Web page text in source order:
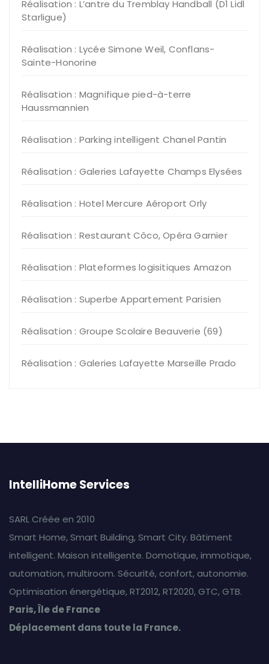
Réalisation : L’antre du Tremblay Handball (D1 Lidl
Starligue)
Réalisation : Lycée Simone Weil, Conflans-
Sainte-Honorine
Réalisation : Magnifique pied-à-terre
Haussmannien
Réalisation : Parking intelligent Chanel Pantin
Réalisation : Galeries Lafayette Champs Elysées
Réalisation : Hotel Mercure Aéroport Orly
Réalisation : Restaurant Côco, Opéra Garnier
Réalisation : Plateformes logisitiques Amazon
Réalisation : Superbe Appartement Parisien
Réalisation : Groupe Scolaire Beauverie (69)
Réalisation : Galeries Lafayette Marseille Prado
IntelliHome Services
SARL Créée en 2010
Smart Home, Smart Building, Smart City. Bâtiment
intelligent. Maison intelligente. Domotique, immotique,
automation, multiroom. Sécurité, confort, autonomie.
Optimisation énergétique, RT2012, RT2020, GTC, GTB.
Paris, Île de France
Déplacement dans toute la France.